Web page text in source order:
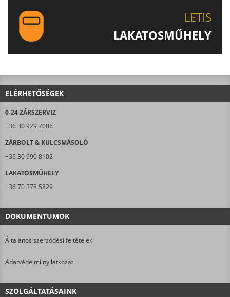
LETIS
LAKATOSMŰHELY
ELÉRHETŐSÉGEK
0-24 ZÁRSZERVIZ
+36 30 929 7006
ZÁRBOLT & KULCSMÁSOLÓ
+36 30 990 8102
LAKATOSMŰHELY
+36 70 378 5829
DOKUMENTUMOK
Általános szerződési feltételek
Adatvédelmi nyilatkozat
SZOLGÁLTATÁSAINK